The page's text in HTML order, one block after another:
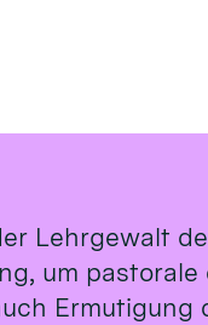
Lehrgewalt
um pastorale
Ermutigung